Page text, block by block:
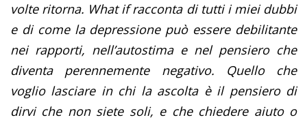
volte ritorna. What if racconta di tutti i miei dubbi
e di come la depressione può essere debilitante
nei rapporti, nell’autostima e nel pensiero che
diventa perennemente negativo. Quello che
voglio lasciare in chi la ascolta è il pensiero di
dirvi che non siete soli, e che chiedere aiuto o